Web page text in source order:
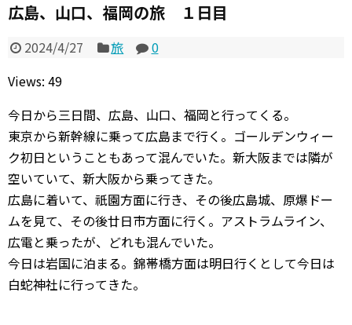
広島、山口、福岡の旅 １日目
2024/4/27 旅
0
Views: 49
今日から三日間、広島、山口、福岡と行ってくる。
東京から新幹線に乗って広島まで行く。ゴールデンウィー
ク初日ということもあって混んでいた。新大阪までは隣が
空いていて、新大阪から乗ってきた。
広島に着いて、祇園方面に行き、その後広島城、原爆ドー
ムを見て、その後廿日市方面に行く。アストラムライン、
広電と乗ったが、どれも混んでいた。
今日は岩国に泊まる。錦帯橋方面は明日行くとして今日は
白蛇神社に行ってきた。